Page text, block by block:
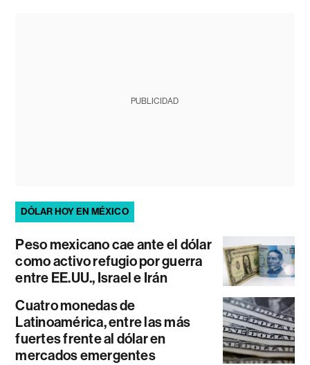
PUBLICIDAD
DÓLAR HOY EN MÉXICO
Peso mexicano cae ante el dólar
como activo refugio por guerra
entre EE.UU., Israel e Irán
Cuatro monedas de
Latinoamérica, entre las más
fuertes frente al dólar en
mercados emergentes